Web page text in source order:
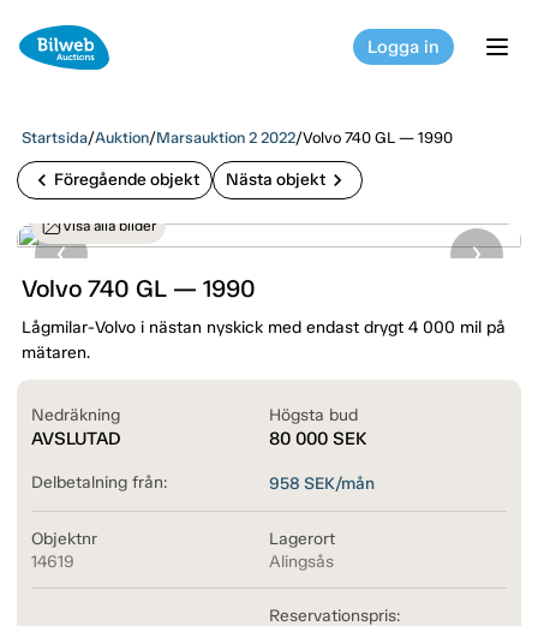
Logga in
Startsida/Auktion/Marsauktion 2 2022/Volvo 740 GL — 1990
chevron_left Föregående objekt Nästa objekt chevron_right
Visa alla bilder
Volvo 740 GL — 1990
Lågmilar-Volvo i nästan nyskick med endast drygt 4 000 mil på
mätaren.
Nedräkning
AVSLUTAD
Högsta bud
80 000 SEK
Delbetalning från: 958 SEK/mån
Objektnr
14619
Lagerort
Alingsås
Reservationspris: